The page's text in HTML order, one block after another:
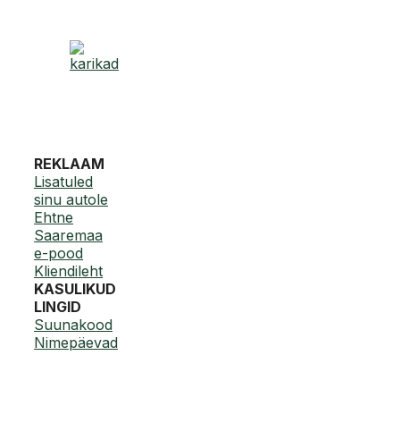
REKLAAM
Lisatuled
sinu autole
Ehtne
Saaremaa
e-pood
Kliendileht
KASULIKUD
LINGID
Suunakood
Nimepäevad